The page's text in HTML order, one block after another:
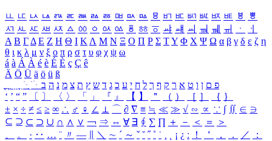
ㅥ ㅦ ㅧ ㅨ ㅩ ㅪ ㅫ ㅬ ㅭ ㅮ ㅯ ㅰ ㅱ ㅲ ㅳ ㅴ ㅵ ㅶ ㅷ ㅸ
ㅹ
ㅺ ㅻ ㅼ ㅽ ㅾ ㅿ ㆀ ㆁ ㆂ ㆃ ㆄ ㆅ ㆆ ㆇ ㆈ ㆉ ㆊ ㆋ ㆌ ㆍ
ㆎ
Α Β ΓΔ Ε Ζ Η Θ Ι ΚΛ Μ Ν Ξ Ο Π Ρ Σ ΤΥ Φ Χ Ψ Ω α β γ δ ε ζ η
θ ι κ λ μ ν ξ ο π ρ σ τ υ φ χ ψ ω
á à Á À é è É È ç Ç ê
Ä Ö Ü ä ö ü ß
ִֶֹ ֻּ ׁׂ פ ם ן ו ט א ר ק ף ך ל ח י ע כ ג ד ש ץ ת צ מ נ ה ב
‘ ’ “ ” 〔 〕 〈 〉 「 」 『 』 【 】 ＂ （ ） ［ ］ ｛ ｝
± × ÷ ≠ ≤ ≥ ∞ ∴ ♂ ♀ ∠ ⊥ ⌒ ∂ ∇ ≡ ≒ ≪ ≫ √ ∽ ∝ ∵ ∫ ∬ ∈ ∋
⊆ ⊇ ⊂ ⊃ ∪ ∩ ∧ ∨ ￢ ⇒ ⇔ ∀ ∃ ∮ ∑ ∏ ＋ － ＜ ＝
＞
、
。 · ‥ … ¨ 〃 ― ＼ ∼ ´ ～ ˇ ˘ ˝ ˚ ˙ ¸ ¡ ¿ ː ！ ＇ ， ． ／
：